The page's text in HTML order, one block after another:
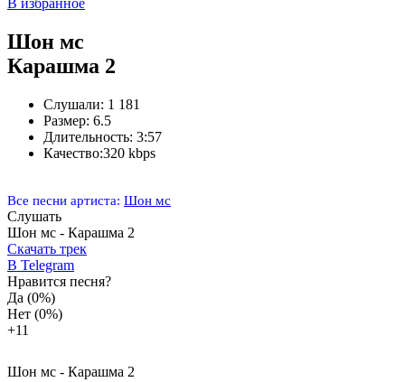
В избранное
Шон мс
Карашма 2
Слушали: 1 181
Размер: 6.5
Длительность: 3:57
Качество:320 kbps
Все песни артиста: Шон мс
Слушать
Шон мс - Карашма 2
Скачать трек
В Telegram
Нравится песня?
Да (0%)
Нет (0%)
+11
Шон мс - Карашма 2